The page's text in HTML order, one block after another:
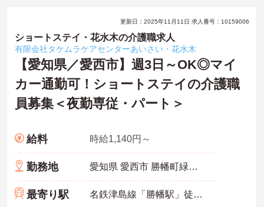
更新日：2025年11月11日 求人番号：10159006
ショートステイ・花水木の介護職求人
有限会社タケムラケアセンターあいさい・花水木
【愛知県／愛西市】週3日～OK◎マイ
カー通勤可！ショートステイの介護職
員募集＜夜勤専従・パート＞
給料 時給1,140円～
勤務地 愛知県 愛西市 勝幡町緑町48
最寄り駅 名鉄津島線「勝幡駅」徒歩11分